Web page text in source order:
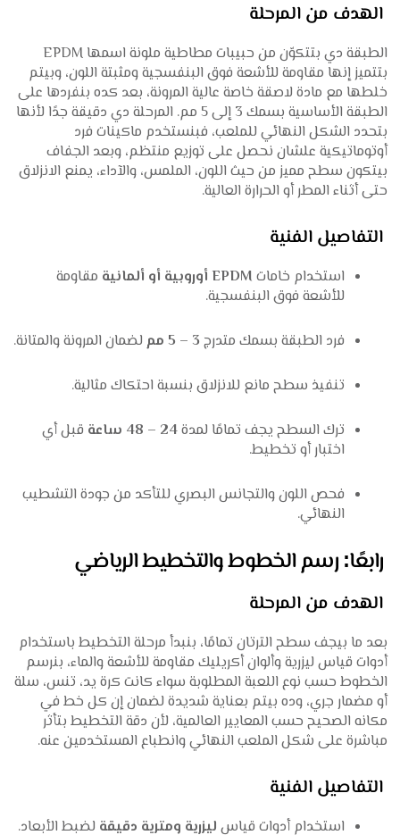
الهدف من المرحلة
الطبقة دي بتتكوّن من حبيبات مطاطية ملونة اسمها EPDM
بتتميز إنها مقاومة للأشعة فوق البنفسجية ومثبتة اللون، وبيتم
خلطها مع مادة لاصقة خاصة عالية المرونة، بعد كده بنفردها على
الطبقة الأساسية بسمك 3 إلى 5 مم. المرحلة دي دقيقة جدًا لأنها
بتحدد الشكل النهائي للملعب، فبنستخدم ماكينات فرد
أوتوماتيكية علشان نحصل على توزيع منتظم، وبعد الجفاف
بيتكون سطح مميز من حيث اللون، الملمس، والآداء، يمنع الانزلاق
حتى أثناء المطر أو الحرارة العالية.
التفاصيل الفنية
استخدام خامات EPDM أوروبية أو ألمانية
مقاومة
للأشعة فوق البنفسجية.
فرد الطبقة بسمك متدرج 3 – 5 مم
لضمان المرونة والمتانة.
تنفيذ سطح مانع للانزلاق بنسبة احتكاك مثالية.
ترك السطح يجف تمامًا لمدة24 – 48 ساعة
قبل أي
اختبار أو تخطيط.
فحص اللون والتجانس البصري للتأكد من جودة التشطيب
النهائي.
رابعًا: رسم الخطوط والتخطيط الرياضي
الهدف من المرحلة
بعد ما بيجف سطح الترتان تمامًا، بنبدأ مرحلة التخطيط باستخدام
أدوات قياس ليزرية وألوان أكريليك مقاومة للأشعة والماء، بنرسم
الخطوط حسب نوع اللعبة المطلوبة سواء كانت كرة يد، تنس، سلة
أو مضمار جري، وده بيتم بعناية شديدة لضمان إن كل خط في
مكانه الصحيح حسب المعايير العالمية، لأن دقة التخطيط بتأثر
مباشرة على شكل الملعب النهائي وانطباع المستخدمين عنه.
التفاصيل الفنية
استخدام أدوات قياس ليزرية ومترية دقيقة لضبط الأبعاد.